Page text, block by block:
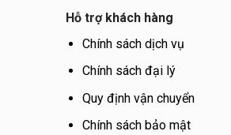
Hỗ trợ khách hàng
Chính sách dịch vụ
Chính sách đại lý
Quy định vận chuyển
Chính sách bảo mật